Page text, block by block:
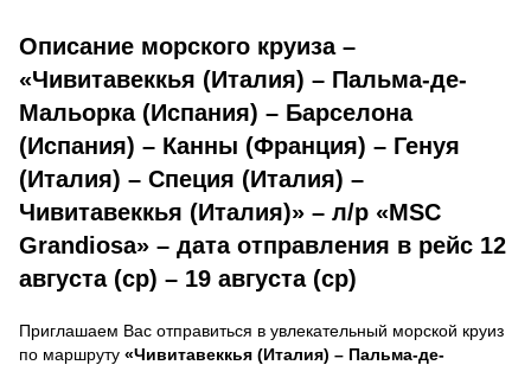
Описание морского круиза –
«Чивитавеккья (Италия) – Пальма-де-
Мальорка (Испания) – Барселона
(Испания) – Канны (Франция) – Генуя
(Италия) – Специя (Италия) –
Чивитавеккья (Италия)» – л/р «MSC
Grandiosa» – дата отправления в рейс 12
августа (ср) – 19 августа (ср)
Приглашаем Вас отправиться в увлекательный морской круиз
по маршруту «Чивитавеккья (Италия) – Пальма-де-